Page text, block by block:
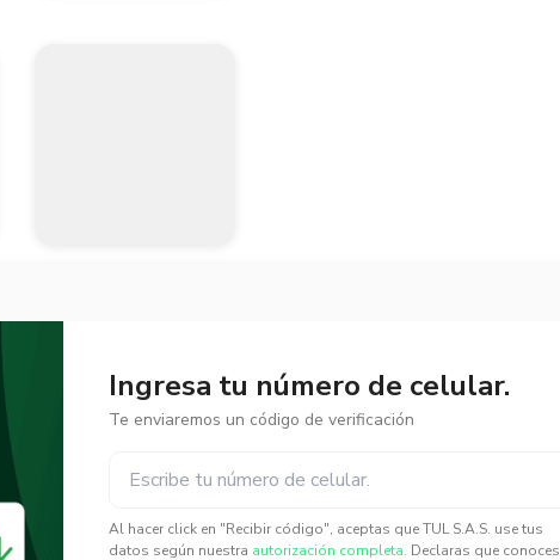
Ingresa tu número de celular.
Te enviaremos un código de verificación
Al hacer click en "Recibir código", aceptas que TUL S.A.S. use tus
datos según nuestra autorización completa. Declaras que conoces